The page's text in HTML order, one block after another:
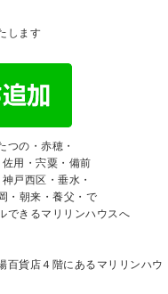
します
つの・赤穂・
用・宍粟・備前
戸西区・垂水・
・朝来・養父・で゙
できるマリリンハウスへ
百貨店４階にあるマリリンハウ